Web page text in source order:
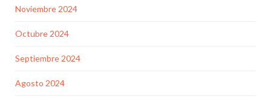
Noviembre 2024
Octubre 2024
Septiembre 2024
Agosto 2024